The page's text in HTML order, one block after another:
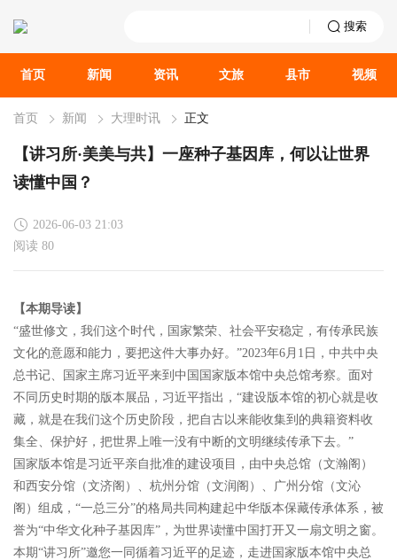
搜索
首页 新闻 资讯 文旅 县市 视频
首页 新闻 大理时讯 正文
【讲习所·美美与共】一座种子基因库，何以让世界
读懂中国？
2026-06-03 21:03
阅读 80
【本期导读】
“盛世修文，我们这个时代，国家繁荣、社会平安稳定，有传承民族
文化的意愿和能力，要把这件大事办好。”2023年6月1日，中共中央
总书记、国家主席习近平来到中国国家版本馆中央总馆考察。面对
不同历史时期的版本展品，习近平指出，“建设版本馆的初心就是收
藏，就是在我们这个历史阶段，把自古以来能收集到的典籍资料收
集全、保护好，把世界上唯一没有中断的文明继续传承下去。”
国家版本馆是习近平亲自批准的建设项目，由中央总馆（文瀚阁）
和西安分馆（文济阁）、杭州分馆（文润阁）、广州分馆（文沁
阁）组成，“一总三分”的格局共同构建起中华版本保藏传承体系，被
誉为“中华文化种子基因库”，为世界读懂中国打开又一扇文明之窗。
本期“讲习所”邀您一同循着习近平的足迹，走进国家版本馆中央总